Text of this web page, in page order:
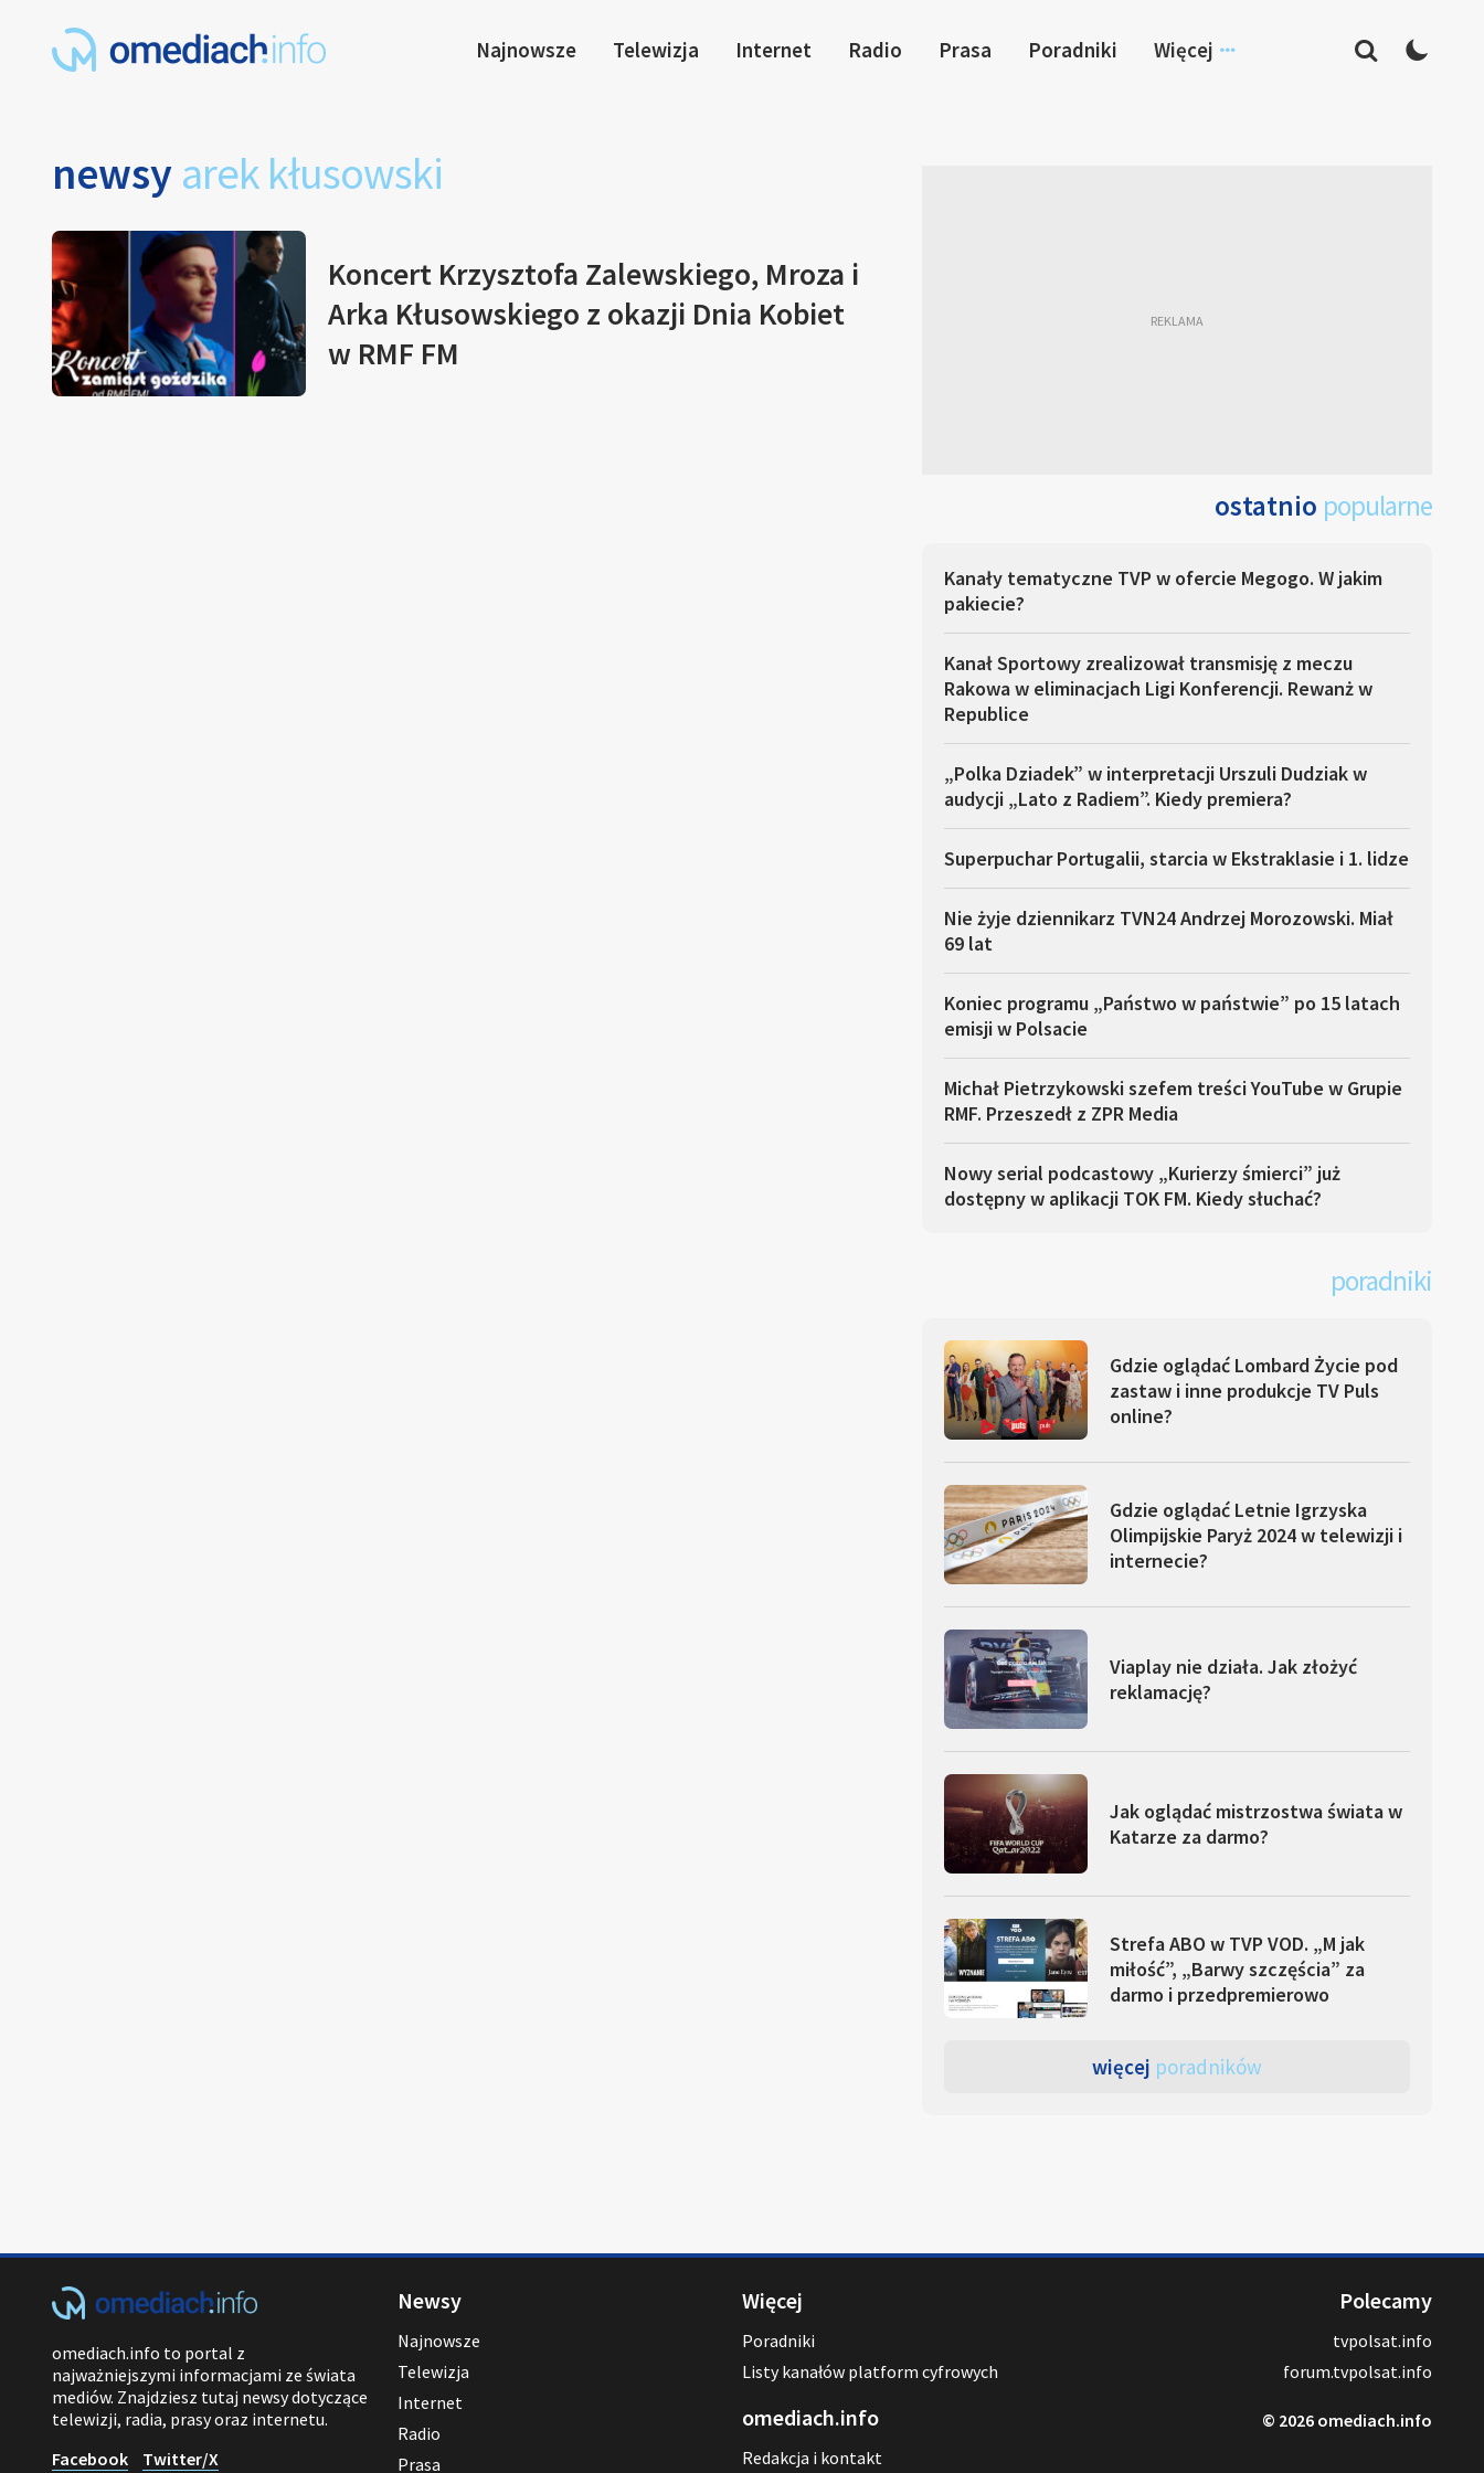
Najnowsze Telewizja Internet Radio Prasa Poradniki Więcej
newsy arek kłusowski
Koncert Krzysztofa Zalewskiego, Mroza i
Arka Kłusowskiego z okazji Dnia Kobiet
w RMF FM
ostatnio popularne
Kanały tematyczne TVP w ofercie Megogo. W jakim
pakiecie?
Kanał Sportowy zrealizował transmisję z meczu
Rakowa w eliminacjach Ligi Konferencji. Rewanż w
Republice
„Polka Dziadek” w interpretacji Urszuli Dudziak w
audycji „Lato z Radiem”. Kiedy premiera?
Superpuchar Portugalii, starcia w Ekstraklasie i 1. lidze
Nie żyje dziennikarz TVN24 Andrzej Morozowski. Miał
69 lat
Koniec programu „Państwo w państwie” po 15 latach
emisji w Polsacie
Michał Pietrzykowski szefem treści YouTube w Grupie
RMF. Przeszedł z ZPR Media
Nowy serial podcastowy „Kurierzy śmierci” już
dostępny w aplikacji TOK FM. Kiedy słuchać?
poradniki
Gdzie oglądać Lombard Życie pod
zastaw i inne produkcje TV Puls
online?
Gdzie oglądać Letnie Igrzyska
Olimpijskie Paryż 2024 w telewizji i
internecie?
Viaplay nie działa. Jak złożyć
reklamację?
Jak oglądać mistrzostwa świata w
Katarze za darmo?
Strefa ABO w TVP VOD. „M jak
miłość”, „Barwy szczęścia” za
darmo i przedpremierowo
więcej poradników
omediach.info to portal z
najważniejszymi informacjami ze świata
mediów. Znajdziesz tutaj newsy dotyczące
telewizji, radia, prasy oraz internetu.
Facebook
Twitter/X
Newsy
Najnowsze
Telewizja
Internet
Radio
Prasa
Więcej
Poradniki
Listy kanałów platform cyfrowych
omediach.info
Redakcja i kontakt
Polecamy
tvpolsat.info
forum.tvpolsat.info
© 2026 omediach.info